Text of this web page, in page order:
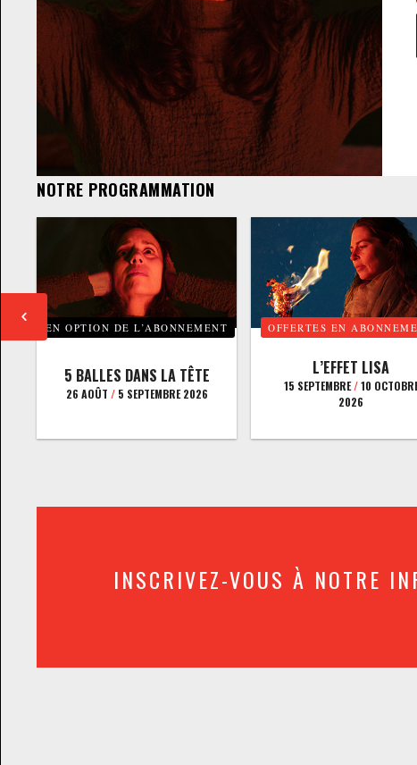
NOTRE PROGRAMMATION
EN OPTION DE L’ABONNEMENT
5 BALLES DANS LA TÊTE
26 AOÛT /5 SEPTEMBRE 2026
OFFERTES EN
L’EFFET LISA
15 SEPTEMBRE/10
2026
INSCRIVEZ-VOUS À NOTRE